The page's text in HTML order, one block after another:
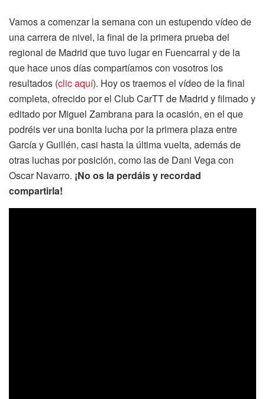
Vamos a comenzar la semana con un estupendo vídeo de
una carrera de nivel, la final de la primera prueba del
regional de Madrid que tuvo lugar en Fuencarral y de la
que hace unos días compartíamos con vosotros los
resultados (clic aquí). Hoy os traemos el vídeo de la final
completa, ofrecido por el Club CarTT de Madrid y filmado y
editado por Miguel Zambrana para la ocasión, en el que
podréis ver una bonita lucha por la primera plaza entre
García y Guillén, casi hasta la última vuelta, además de
otras luchas por posición, como las de Dani Vega con
Oscar Navarro. ¡No os la perdáis y recordad
compartirla!